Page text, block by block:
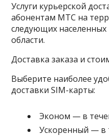
Услуги курьерской
абонентам МТС на
следующих
области.
Доставка заказа и
Выберите наиболее
доставки SIM-карты:
Эконом — в
Ускоренный — в